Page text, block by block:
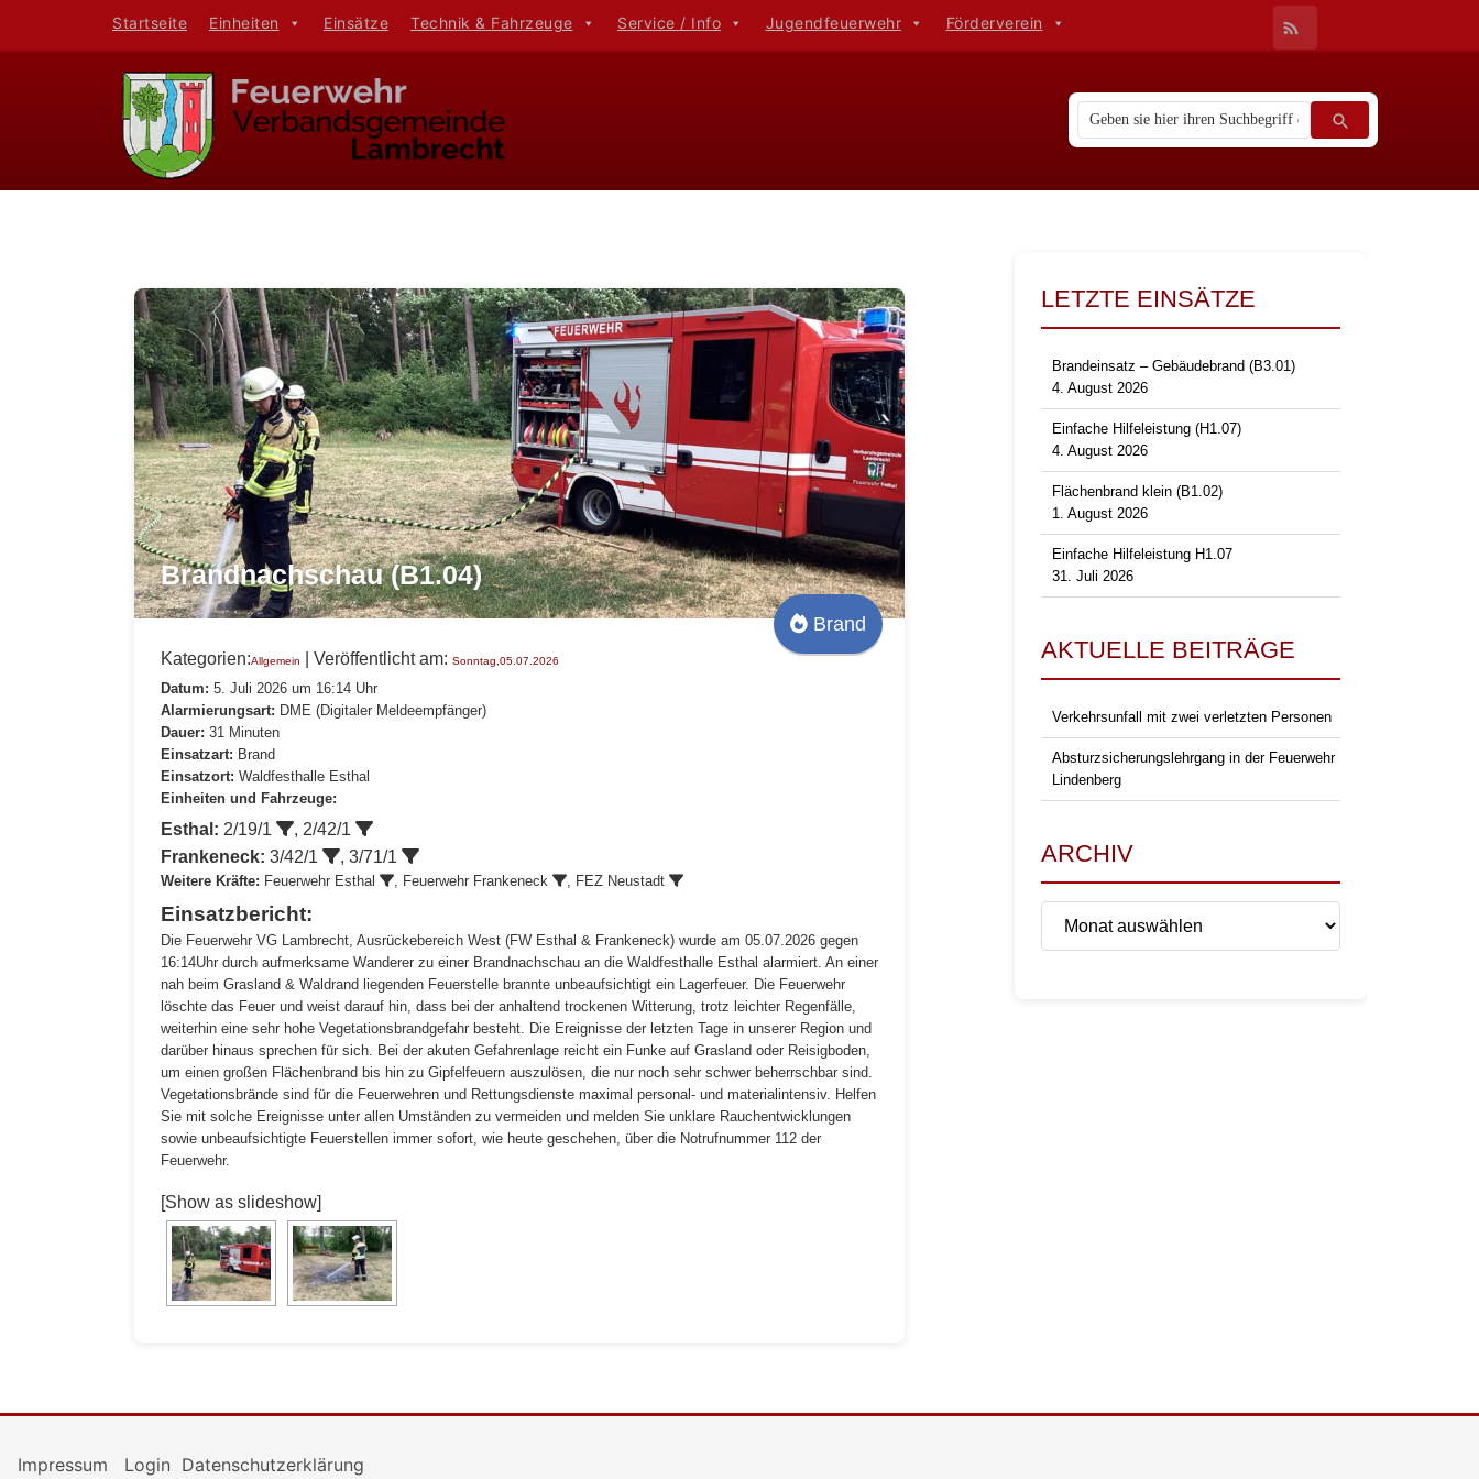
Startseite Einheiten Einsätze Technik & Fahrzeuge Service / Info Jugendfeuerwehr Förderverein
Brandnachschau (B1.04)
Brand
Kategorien:Allgemein | Veröffentlicht am: Sonntag,05.07.2026
Datum: 5. Juli 2026 um 16:14 Uhr
Alarmierungsart: DME (Digitaler Meldeempfänger)
Dauer: 31 Minuten
Einsatzart: Brand
Einsatzort: Waldfesthalle Esthal
Einheiten und Fahrzeuge:
Esthal: 2/19/1 , 2/42/1
Frankeneck: 3/42/1 , 3/71/1
Weitere Kräfte: Feuerwehr Esthal , Feuerwehr Frankeneck , FEZ Neustadt
Einsatzbericht:
Die Feuerwehr VG Lambrecht, Ausrückebereich West (FW Esthal & Frankeneck) wurde am 05.07.2026 gegen
16:14Uhr durch aufmerksame Wanderer zu einer Brandnachschau an die Waldfesthalle Esthal alarmiert. An einer
nah beim Grasland & Waldrand liegenden Feuerstelle brannte unbeaufsichtigt ein Lagerfeuer. Die Feuerwehr
löschte das Feuer und weist darauf hin, dass bei der anhaltend trockenen Witterung, trotz leichter Regenfälle,
weiterhin eine sehr hohe Vegetationsbrandgefahr besteht. Die Ereignisse der letzten Tage in unserer Region und
darüber hinaus sprechen für sich. Bei der akuten Gefahrenlage reicht ein Funke auf Grasland oder Reisigboden,
um einen großen Flächenbrand bis hin zu Gipfelfeuern auszulösen, die nur noch sehr schwer beherrschbar sind.
Vegetationsbrände sind für die Feuerwehren und Rettungsdienste maximal personal- und materialintensiv. Helfen
Sie mit solche Ereignisse unter allen Umständen zu vermeiden und melden Sie unklare Rauchentwicklungen
sowie unbeaufsichtigte Feuerstellen immer sofort, wie heute geschehen, über die Notrufnummer 112 der
Feuerwehr.
[Show as slideshow]
LETZTE EINSÄTZE
Brandeinsatz – Gebäudebrand (B3.01)
4. August 2026
Einfache Hilfeleistung (H1.07)
4. August 2026
Flächenbrand klein (B1.02)
1. August 2026
Einfache Hilfeleistung H1.07
31. Juli 2026
AKTUELLE BEITRÄGE
Verkehrsunfall mit zwei verletzten Personen
Absturzsicherungslehrgang in der Feuerwehr
Lindenberg
ARCHIV
Impressum Login Datenschutzerklärung